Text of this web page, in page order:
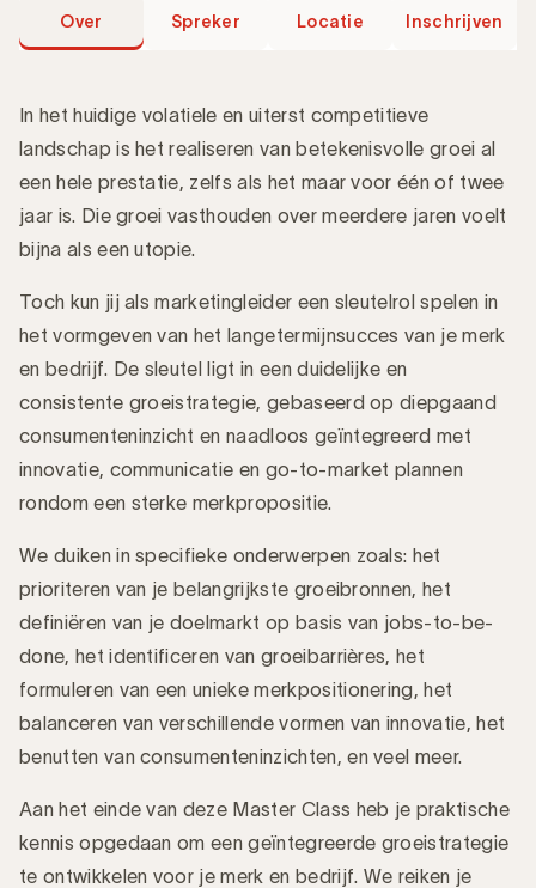
Over Spreker Locatie Inschrijven
Introductie
In het huidige volatiele en uiterst competitieve
landschap is het realiseren van betekenisvolle groei al
een hele prestatie, zelfs als het maar voor één of twee
jaar is. Die groei vasthouden over meerdere jaren voelt
bijna als een utopie.
Toch kun jij als marketingleider een sleutelrol spelen in
het vormgeven van het langetermijnsucces van je merk
en bedrijf. De sleutel ligt in een duidelijke en
consistente groeistrategie, gebaseerd op diepgaand
consumenteninzicht en naadloos geïntegreerd met
innovatie, communicatie en go-to-market plannen
rondom een sterke merkpropositie.
We duiken in specifieke onderwerpen zoals: het
prioriteren van je belangrijkste groeibronnen, het
definiëren van je doelmarkt op basis van jobs-to-be-
done, het identificeren van groeibarrières, het
formuleren van een unieke merkpositionering, het
balanceren van verschillende vormen van innovatie, het
benutten van consumenteninzichten, en veel meer.
Aan het einde van deze Master Class heb je praktische
kennis opgedaan om een geïntegreerde groeistrategie
te ontwikkelen voor je merk en bedrijf. We reiken je